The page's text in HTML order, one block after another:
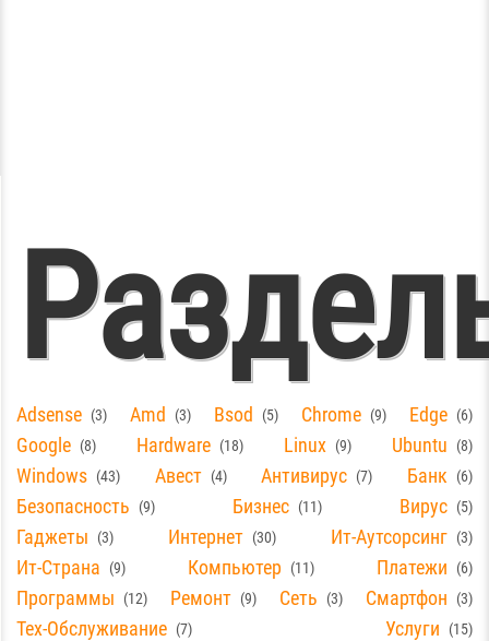
Adsense 3 Amd 3 Bsod 5 Chrome 9 Edge 6
Google 8 Hardware 18 Linux 9 Ubuntu 8
Windows 43 Авест 4 Антивирус 7 Банк 6
Безопасность 9 Бизнес 11 Вирус 5
Гаджеты 3 Интернет 30 Ит-Аутсорсинг 3
Ит-Страна 9 Компьютер 11 Платежи 6
Программы 12 Ремонт 9 Сеть 3 Смартфон 3
Тех-Обслуживание 7 Услуги 15